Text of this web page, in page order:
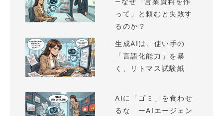
—なぜ「営業資料を作
って」と頼むと失敗す
るのか？
生成AIは、使い手の
「言語化能力」を暴
く、リトマス試験紙
AIに「ゴミ」を食わせ
るな ーAIエージェン